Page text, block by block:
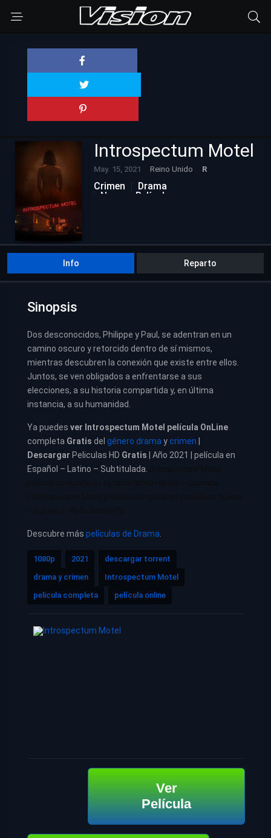
Introspectum Motel
May. 15, 2021 Reino Unido R
Crimen
Drama
Nuevas Películas
Info Reparto
Sinopsis
Dos desconocidos, Philippe y Paul, se adentran en un
camino oscuro y retorcido dentro de sí mismos,
mientras descubren la conexión que existe entre ellos.
Juntos, se ven obligados a enfrentarse a sus
elecciones, a su historia compartida y, en última
instancia, a su humanidad.
Ya puedes ver Introspectum Motel película OnLine
completa Gratis del género drama ycrimen
Descargar Peliculas HD Gratis | Año 2021 | película en
Español – Latino – Subtitulada.
Descubre más películas de Drama
1080p 2021
descargar torrent
drama y crimen
Introspectum Motel
pelicula completa
película online
Ver
Película